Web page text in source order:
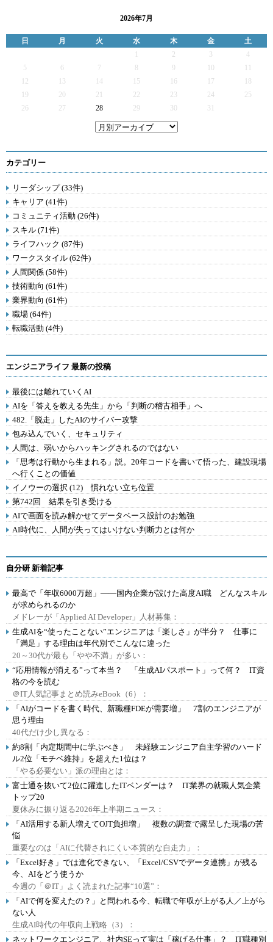
2026年7月
日 月 火 水 木 金
土
2 3
4
5
6 7 9
12
13 14 15 16 17
19
20 21 22 23 24
25
26
27 28 29 30 31
カテゴリー
リーダシップ (33件)
キャリア (41件)
コミュニティ活動 (26件)
スキル (71件)
ライフハック (87件)
ワークスタイル (62件)
人間関係 (58件)
技術動向 (61件)
業界動向 (61件)
職場 (64件)
転職活動 (4件)
エンジニアライフ 最新の投稿
最後には離れていくAI
AIを「答えを教える先生」から「判断の稽古相手」へ
482.「脱走」したAIのサイバー攻撃
包み込んでいく、セキュリティ
人間は、弱いからハッキングされるのではない
「思考は行動から生まれる」説。20年コードを書いて悟った、建設現場
へ行くことの価値
イノウーの選択 (12) 慣れない立ち位置
第742回 結果を引き受ける
AIで画面を読み解かせてデータベース設計のお勉強
AI時代に、人間が失ってはいけない判断力とは何か
自分研 新着記事
最高で「年収6000万超」――国内企業が設けた高度AI職 どんなスキル
が求められるのか
メドレーが「Applied AI Developer」人材募集：
生成AIを“使ったことない”エンジニアは「楽しさ」が半分？ 仕事に
「満足」する理由は年代別でこんなに違った
20～30代が最も「やや不満」が多い：
“応用情報が消える”って本当？ 「生成AIパスポート」って何？ IT資
格の今を読む
＠IT人気記事まとめ読みeBook（6）：
「AIがコードを書く時代、新職種FDEが需要増」 7割のエンジニアが
思う理由
40代だけ少し異なる：
約8割「内定期間中に学ぶべき」 未経験エンジニア自主学習のハード
ル2位「モチベ維持」を超えた1位は？
「やる必要ない」派の理由とは：
富士通を抜いて2位に躍進したITベンダーは？ IT業界の就職人気企業
トップ20
夏休みに振り返る2026年上半期ニュース：
「AI活用する新人増えてOJT負担増」 複数の調査で露呈した現場の苦
悩
重要なのは「AIに代替されにくい本質的な自走力」：
「Excel好き」では進化できない、「Excel/CSVでデータ連携」が残る
今、AIをどう使うか
今週の「＠IT」よく読まれた記事“10選”：
「AIで何を変えたの？」と問われる今、転職で年収が上がる人／上がら
ない人
生成AI時代の年収向上戦略（3）：
ネットワークエンジニア、社内SEって実は「稼げる仕事」？ IT職種別